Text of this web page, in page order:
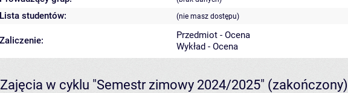
Lista studentów: (nie masz dostępu)
Zaliczenie:
Przedmiot - Ocena
Wykład - Ocena
Zajęcia w cyklu "Semestr zimowy 2024/2025" (zakończony)